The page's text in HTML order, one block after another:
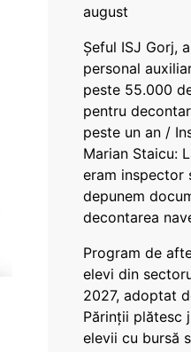
august
Șeful ISJ Gorj,
personal
peste 55.000
pentru
peste un an /
Marian Staicu:
eram inspector
depunem
decontarea
Program de
elevi din
2027, adoptat
Părinții plătesc
elevii cu bursă